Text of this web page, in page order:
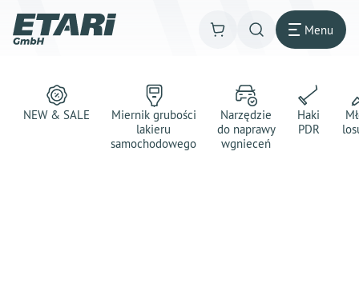
Menu
NEW & SALE
Miernik grubości
lakieru
samochodowego
Narzędzie
do naprawy
wgnieceń
Haki
PDR